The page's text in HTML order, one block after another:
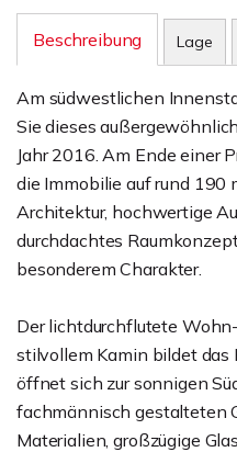
Beschreibung Lage
Am südwestlichen
Sie dieses
Jahr 2016. Am Ende einer
die Immobilie auf rund 190
Architektur, hochwertige
durchdachtes
besonderem Charakter.
Der lichtdurchflutete
stilvollem Kamin bildet das
öffnet sich zur sonnigen
fachmännisch gestalteten
Materialien, großzügige